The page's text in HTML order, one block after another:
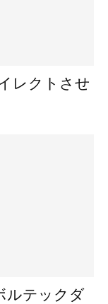
レクトさせ
ルテックダ